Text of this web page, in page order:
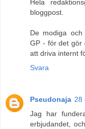
Hela
bloggpost.
De modiga och
GP - för det gör
att driva internt
Svara
Pseudonaja 28
Jag har
erbjudandet,